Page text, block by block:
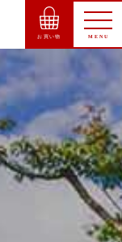
お買い物 MENU